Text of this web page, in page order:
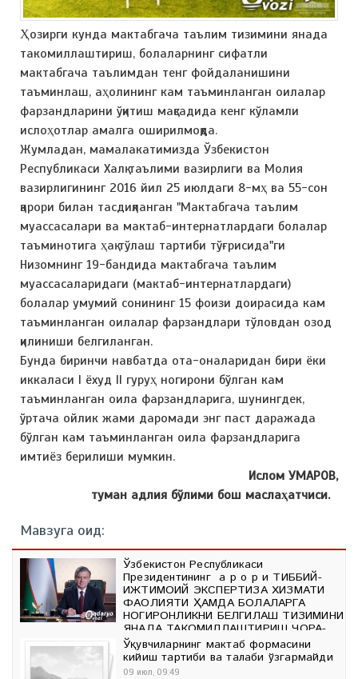
Ҳозирги кунда мактабгача таълим тизимини янада
такомиллаштириш, болаларнинг сифатли
мактабгача таълимдан тенг фойдаланишини
таъминлаш, аҳолининг кам таъминланган оилалар
фарзандларини ўқитиш мақсадида кенг кўламли
ислоҳотлар амалга оширилмоқда.
Жумладан, мамалакатимизда Ўзбекистон
Республикаси Халқ таълими вазирлиги ва Молия
вазирлигининг 2016 йил 25 июлдаги 8-мҳ ва 55-сон
қарори билан тасдиқланган "Мактабгача таълим
муассасалари ва мактаб-интернатлардаги болалар
таъминотига ҳақ тўлаш тартиби тўғрисида"ги
Низомнинг 19-бандида мактабгача таълим
муассасаларидаги (мактаб-интернатлардаги)
болалар умумий сонининг 15 фоизи доирасида кам
таъминланган оилалар фарзандлари тўловдан озод
қилиниши белгиланган.
Бунда биринчи навбатда ота-оналаридан бири ёки
иккаласи I ёхуд II гуруҳ ногирони бўлган кам
таъминланган оила фарзандларига, шунингдек,
ўртача ойлик жами даромади энг паст даражада
бўлган кам таъминланган оила фарзандларига
имтиёз берилиши мумкин.
Ислом УМАРОВ,
туман адлия бўлими бош маслаҳатчиси.
Мавзуга оид:
Ўзбекистон Республикаси
Президентининг Қ а р о р и ТИББИЙ-
ИЖТИМОИЙ ЭКСПЕРТИЗА ХИЗМАТИ
ФАОЛИЯТИ ҲАМДА БОЛАЛАРГА
НОГИРОНЛИКНИ БЕЛГИЛАШ ТИЗИМИНИ
ЯНАДА ТАКОМИЛЛАШТИРИШ ЧОРА-
ТАДБИРЛАРИ ТЎҒРИСИДА
02 дек, 11:36
Ўқувчиларнинг мактаб формасини
кийиш тартиби ва талаби ўзгармайди
09 июл, 09:49